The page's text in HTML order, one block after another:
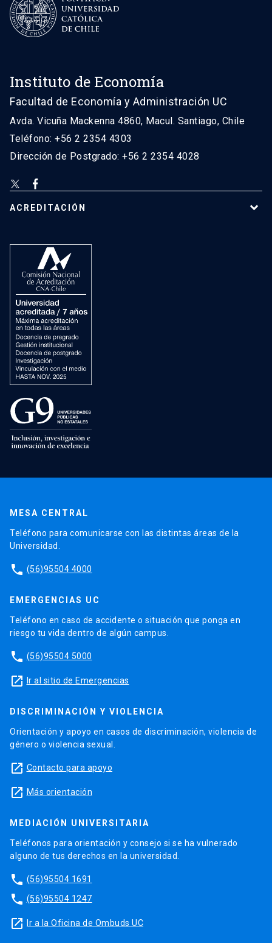
Instituto de Economía
Facultad de Economía y Administración UC
Avda. Vicuña Mackenna 4860, Macul. Santiago, Chile
Teléfono: +56 2 2354 4303
Dirección de Postgrado: +56 2 2354 4028
ACREDITACIÓN
MESA CENTRAL
Teléfono para comunicarse con las distintas áreas de la
Universidad.
phone (56)95504 4000
EMERGENCIAS UC
Teléfono en caso de accidente o situación que ponga en
riesgo tu vida dentro de algún campus.
phone (56)95504 5000
launch Ir al sitio de Emergencias
DISCRIMINACIÓN Y VIOLENCIA
Orientación y apoyo en casos de discriminación, violencia de
género o violencia sexual.
launch Contacto para apoyo
launch Más orientación
MEDIACIÓN UNIVERSITARIA
Teléfonos para orientación y consejo si se ha vulnerado
alguno de tus derechos en la universidad.
phone (56)95504 1691
phone (56)95504 1247
launch Ir a la Oficina de Ombuds UC